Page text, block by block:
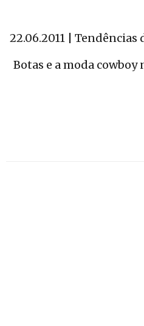
22.06.2011 | Tendências
Botas e a moda